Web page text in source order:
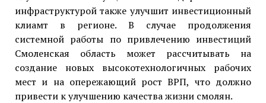
инфраструктурой также улучшит инвестиционный
клиамт в регионе. В случае продолжения
системной работы по привлечению инвестиций
Смоленская область может рассчитывать на
создание новых высокотехнологичных рабочих
мест и на опережающий рост ВРП, что должно
привести к улучшению качества жизни смолян.